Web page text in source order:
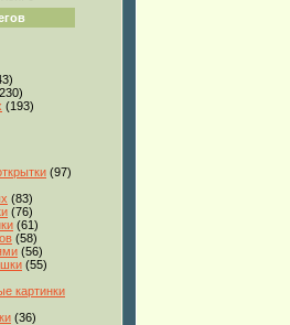
(193)
(97)
(83)
(76)
(61)
(58)
(56)
(55)
картинки
(36)